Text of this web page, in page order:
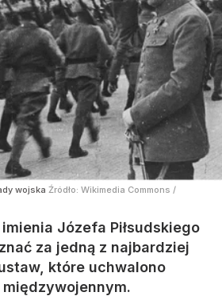
wojska Źródło: Wikimedia Commons /
Józefa Piłsudskiego
za jedną z najbardziej
które uchwalono